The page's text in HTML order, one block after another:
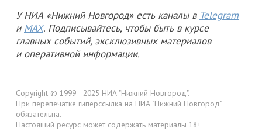
У НИА «Нижний Новгород» есть каналы в Telegram
и MAX. Подписывайтесь, чтобы быть в курсе
главных событий, эксклюзивных материалов
и оперативной информации.
Copyright © 1999—2025 НИА "Нижний Новгород".
При перепечатке гиперссылка на НИА "Нижний Новгород"
обязательна.
Настоящий ресурс может содержать материалы 18+